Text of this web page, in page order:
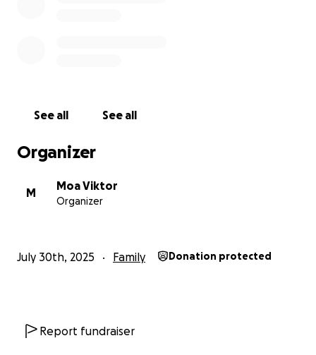
See all See all
Organizer
M
Moa Viktor
Organizer
July 30th, 2025 Family Donation protected
Report fundraiser